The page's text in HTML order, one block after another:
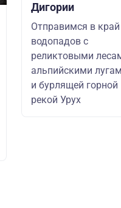
Дигории
Отправимся в край
водопадов с
реликтовыми
альпийскими
и бурлящей горной
рекой Урух